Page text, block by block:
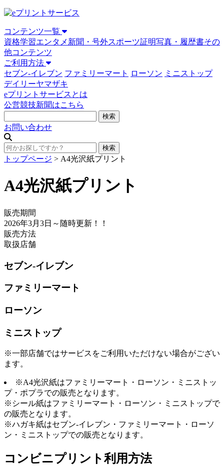
コンテンツ一覧
資格学習エンタメ 新聞・号外スポーツ証明写真・履歴書その
他コンテンツ
ご利用方法
セブン-イレブン ファミリーマート ローソン ミニストップ
デイリーヤマザキ
eプリントサービスとは
公営競技新聞はこちら
お問い合わせ
トップページ > A4光沢紙プリント
A4光沢紙プリント
販売期間
2026年3月3日 ～随時更新！！
販売方法
取扱店舗
セブン-イレブン
ファミリーマート
ローソン
ミニストップ
※一部店舗ではサービスをご利用いただけない場合がござい
ます。
※A4光沢紙はファミリーマート・ローソン・ミニストッ
プ・ポプラでの販売となります。
※シール紙はファミリーマート・ローソン・ミニストップで
の販売となります。
※ハガキ紙はセブン-イレブン・ファミリーマート・ローソ
ン・ミニストップでの販売となります。
コンビニプリント利用方法